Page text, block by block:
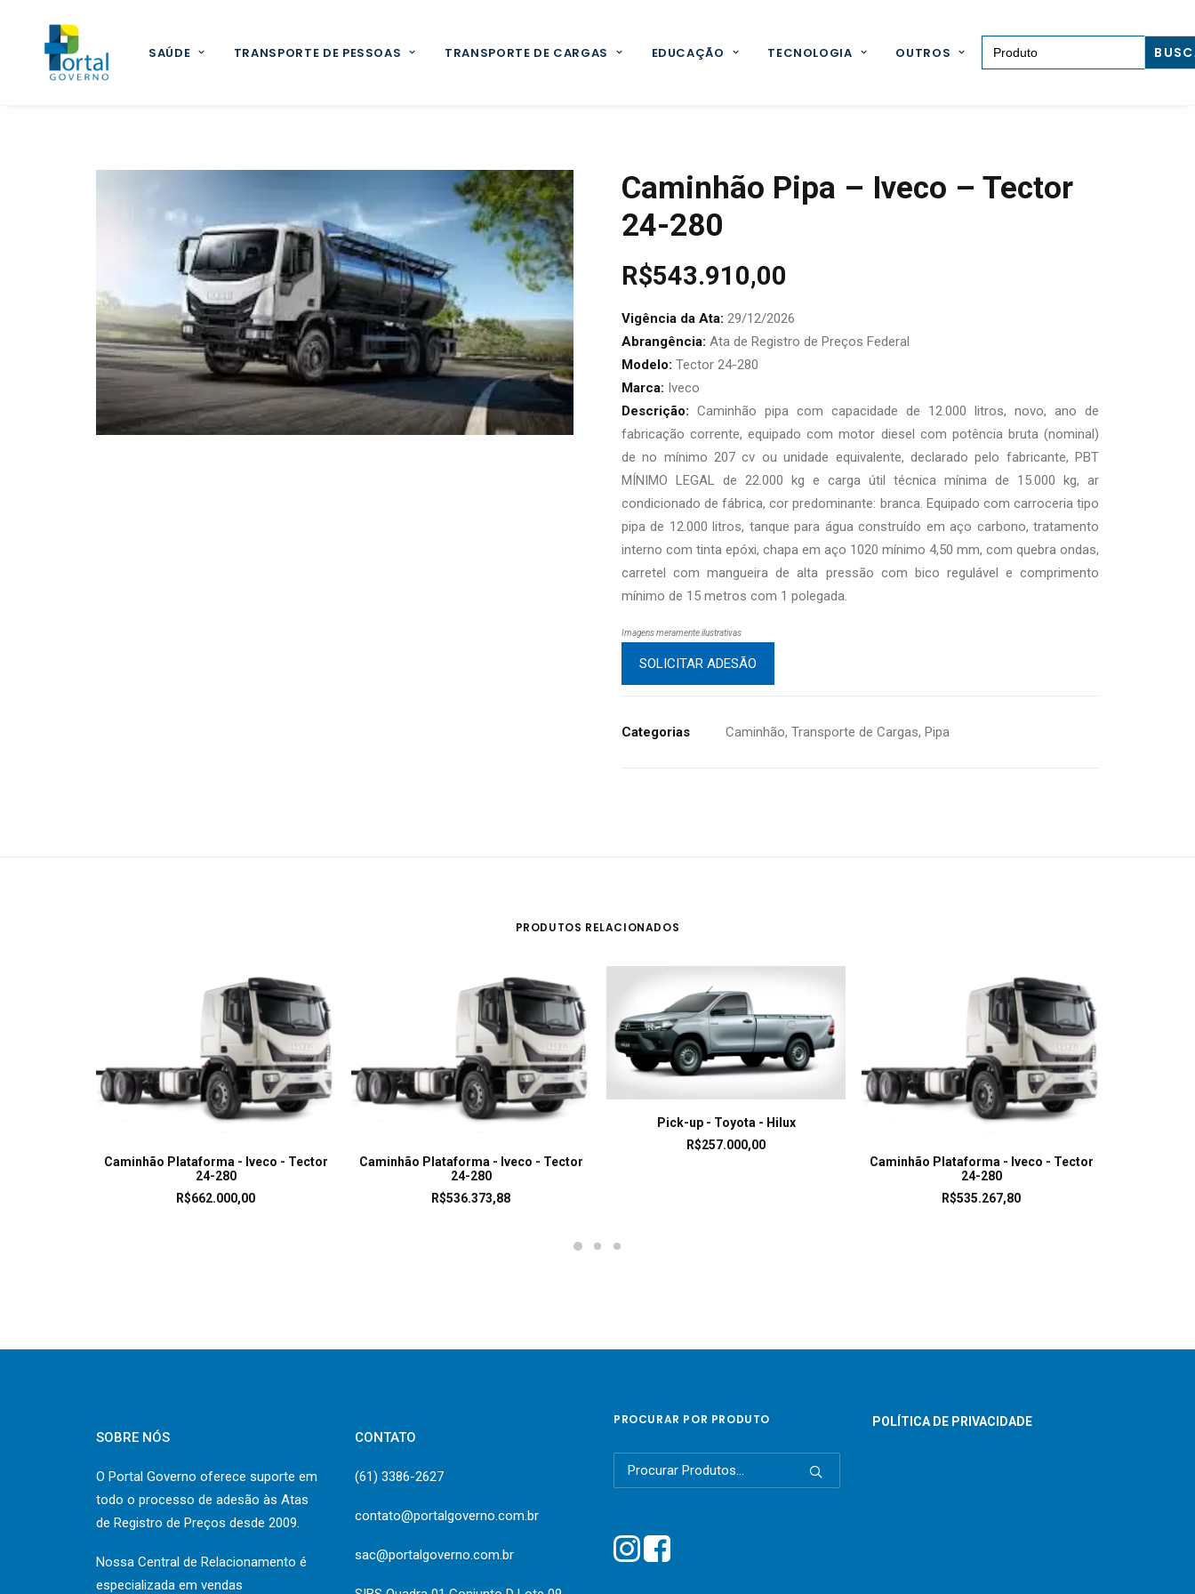
SAÚDE TRANSPORTE DE PESSOAS TRANSPORTE DE CARGAS EDUCAÇÃO TECNOLOGIA OUTROS
Search for:
Caminhão Pipa – Iveco – Tector
24-280
R$543.910,00
Vigência da Ata: 29/12/2026
Abrangência: Ata de Registro de Preços Federal
Modelo: Tector 24-280
Marca: Iveco
Descrição: Caminhão pipa com capacidade de 12.000 litros, novo, ano de
fabricação corrente, equipado com motor diesel com potência bruta (nominal)
de no mínimo 207 cv ou unidade equivalente, declarado pelo fabricante, PBT
MÍNIMO LEGAL de 22.000 kg e carga útil técnica mínima de 15.000 kg, ar
condicionado de fábrica, cor predominante: branca. Equipado com carroceria tipo
pipa de 12.000 litros, tanque para água construído em aço carbono, tratamento
interno com tinta epóxi, chapa em aço 1020 mínimo 4,50 mm, com quebra ondas,
carretel com mangueira de alta pressão com bico regulável e comprimento
mínimo de 15 metros com 1 polegada.
Imagens meramente ilustrativas
SOLICITAR ADESÃO
Categorias Caminhão, Transporte de Cargas, Pipa
PRODUTOS RELACIONADOS
LEIA MAIS
Caminhão Plataforma - Iveco - Tector
24-280
R$662.000,00
LEIA MAIS
Caminhão Plataforma - Iveco - Tector
24-280
R$536.373,88
LEIA MAIS
Pick-up - Toyota - Hilux
R$257.000,00
LEIA MAIS
Caminhão Plataforma - Iveco - Tector
24-280
R$535.267,80
SOBRE NÓS
O Portal Governo oferece suporte em
todo o processo de adesão às Atas
de Registro de Preços desde 2009.
Nossa Central de Relacionamento é
especializada em vendas
CONTATO
(61) 3386-2627
contato@portalgoverno.com.br
sac@portalgoverno.com.br
PROCURAR POR PRODUTO
Pesquisar
por:
POLÍTICA DE PRIVACIDADE